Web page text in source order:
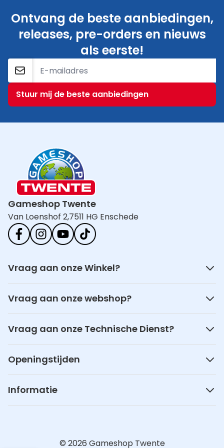
Ontvang de beste aanbiedingen,
releases, pre-orders en nieuws
als eerste!
E-mailadres
Stuur mij de beste aanbiedingen
Gameshop Twente
Van Loenshof 2,7511 HG Enschede
Vraag aan onze Winkel?
Vraag aan onze webshop?
Vraag aan onze Technische Dienst?
Openingstijden
Informatie
© 2026 Gameshop Twente